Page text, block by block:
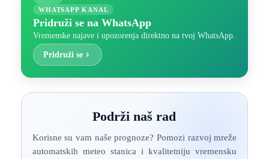
WHATSAPP KANAL
Pridruži se na WhatsApp
Vremenske najave i upozorenja direktno na tvoj WhatsApp.
Pridruži se
Podrži naš rad
Korisne su vam naše prognoze? Pomozi razvoj mreže
automatskih meteo stanica i kvalitetniju vremensku